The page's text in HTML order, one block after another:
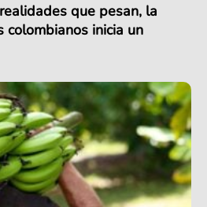
que pesan, la
inicia un